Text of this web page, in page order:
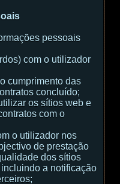
pessoais
com o utilizador
cumprimento das
concluído;
os sítios web e
com o
o utilizador nos
de prestação
dos sítios
a notificação